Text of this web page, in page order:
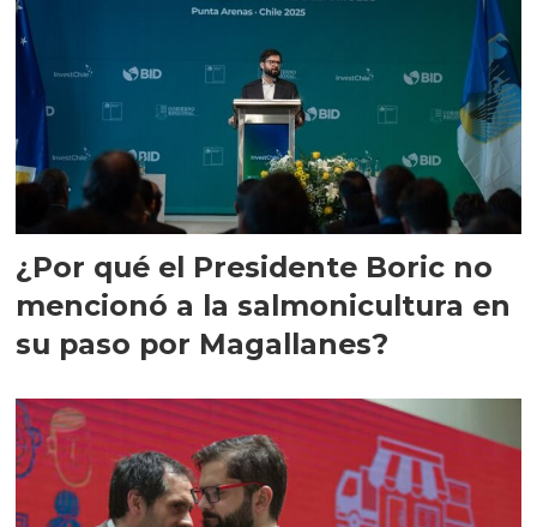
¿Por qué el Presidente Boric no
mencionó a la salmonicultura en
su paso por Magallanes?